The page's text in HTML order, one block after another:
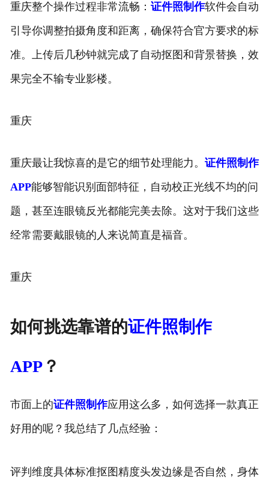
重庆整个操作过程非常流畅： 证件照制作软件会自动
引导你调整拍摄角度和距离，确保符合官方要求的标
准。上传后几秒钟就完成了自动抠图和背景替换，效
果完全不输专业影楼。
重庆
重庆最让我惊喜的是它的细节处理能力。 证件照制作
APP能够智能识别面部特征，自动校正光线不均的问
题，甚至连眼镜反光都能完美去除。这对于我们这些
经常需要戴眼镜的人来说简直是福音。
重庆
如何挑选靠谱的证件照制作
APP？
市面上的证件照制作应用这么多，如何选择一款真正
好用的呢？我总结了几点经验：
评判维度具体标准抠图精度头发边缘是否自然，身体